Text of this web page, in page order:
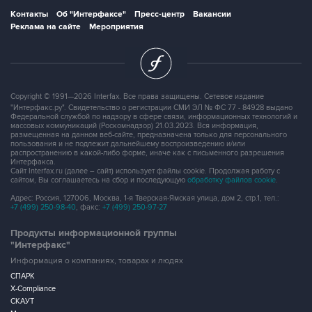
Контакты Об "Интерфаксе" Пресс-центр
Вакансии
Реклама на сайте
Мероприятия
Copyright © 1991—2026 Interfax. Все права защищены. Сетевое издание
"Интерфакс.ру". Свидетельство о регистрации СМИ ЭЛ № ФС 77 - 84928 выдано
Федеральной службой по надзору в сфере связи, информационных технологий и
массовых коммуникаций (Роскомнадзор) 21.03.2023. Вся информация,
размещенная на данном веб-сайте, предназначена только для персонального
пользования и не подлежит дальнейшему воспроизведению и/или
распространению в какой-либо форме, иначе как с письменного разрешения
Интерфакса.
Сайт Interfax.ru (далее – сайт) использует файлы cookie. Продолжая работу с
сайтом, Вы соглашаетесь на сбор и последующую обработку файлов cookie
Адрес: Россия, 127006, Москва, 1-я Тверская-Ямская улица, дом 2, стр.1, тел.:
+7 (499) 250-98-40 , факс: +7 (499) 250-97-27
Продукты информационной группы
"Интерфакс"
Информация о компаниях, товарах и людях
СПАРК
X-Compliance
СКАУТ